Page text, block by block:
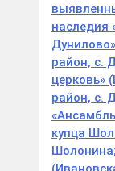
наследия
район, с.
церковь»
район, с.
купца